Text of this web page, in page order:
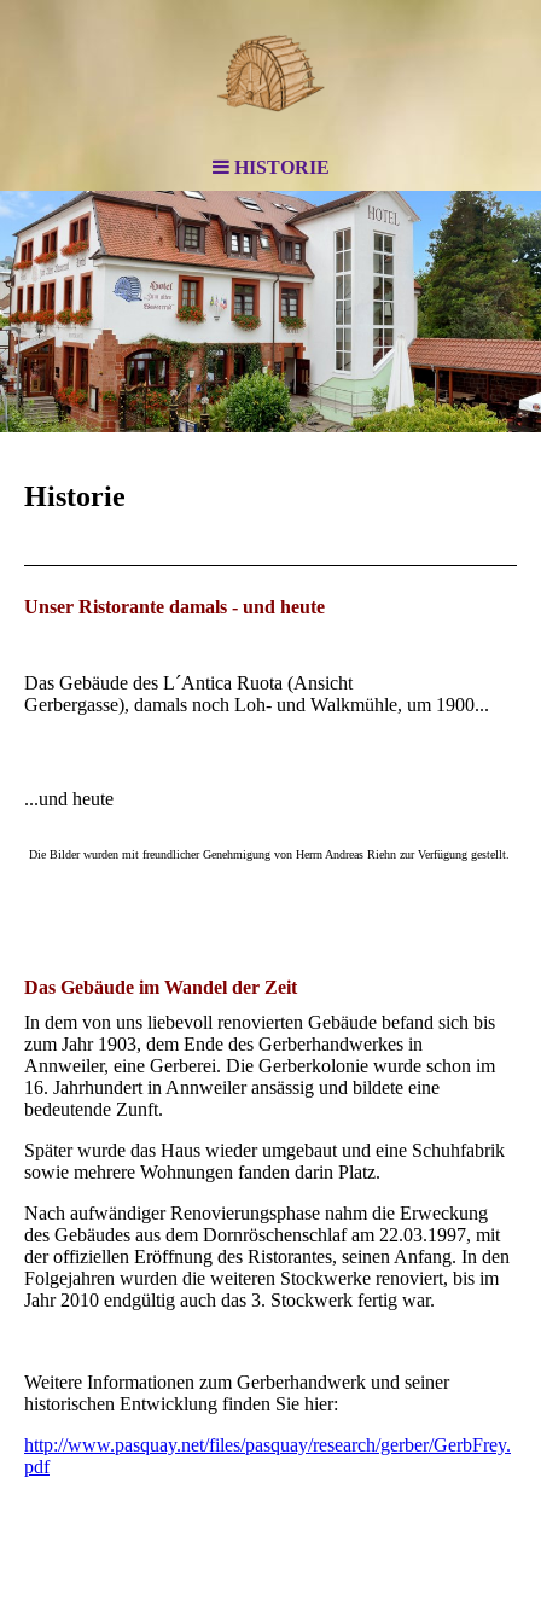
HISTORIE
Historie
Unser Ristorante damals - und heute
Das Gebäude des L´Antica Ruota (Ansicht
Gerbergasse), damals noch Loh- und Walkmühle, um 1900...
...und heute
Die Bilder wurden mit freundlicher Genehmigung von Herrn Andreas Riehn zur Verfügung gestellt.
Das Gebäude im Wandel der Zeit
In dem von uns liebevoll renovierten Gebäude befand sich bis
zum Jahr 1903, dem Ende des Gerberhandwerkes in
Annweiler, eine Gerberei. Die Gerberkolonie wurde schon im
16. Jahrhundert in Annweiler ansässig und bildete eine
bedeutende Zunft.
Später wurde das Haus wieder umgebaut und eine Schuhfabrik
sowie mehrere Wohnungen fanden darin Platz.
Nach aufwändiger Renovierungsphase nahm die Erweckung
des Gebäudes aus dem Dornröschenschlaf am 22.03.1997, mit
der offiziellen Eröffnung des Ristorantes, seinen Anfang. In den
Folgejahren wurden die weiteren Stockwerke renoviert, bis im
Jahr 2010 endgültig auch das 3. Stockwerk fertig war.
Weitere Informationen zum Gerberhandwerk und seiner
historischen Entwicklung finden Sie hier:
http://www.pasquay.net/files/pasquay/research/gerber/GerbFrey.
pdf